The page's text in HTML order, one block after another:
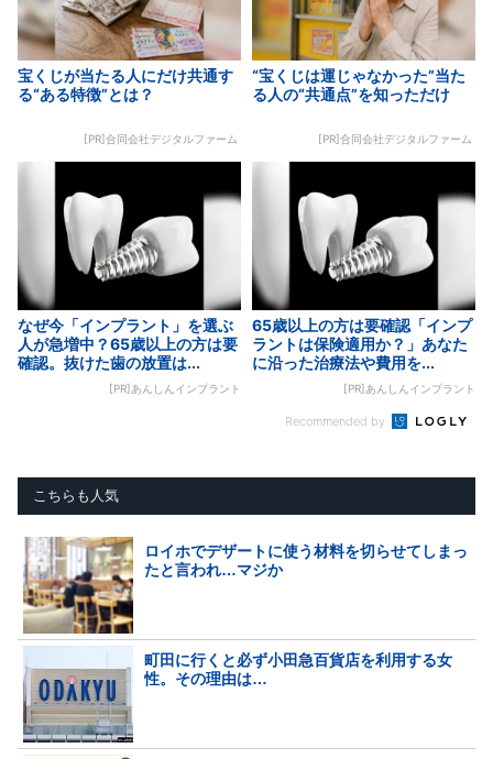
宝くじが当たる人にだけ共通す
る“ある特徴”とは？
[PR]合同会社デジタルファーム
“宝くじは運じゃなかった”当た
る人の“共通点”を知っただけ
[PR]合同会社デジタルファーム
なぜ今「インプラント」を選ぶ
人が急増中？65歳以上の方は要
確認。抜けた歯の放置は...
[PR]あんしんインプラント
65歳以上の方は要確認「インプ
ラントは保険適用か？」あなた
に沿った治療法や費用を...
[PR]あんしんインプラント
Recommended by
こちらも人気
ロイホでデザートに使う材料を切らせてしまっ
たと言われ…マジか
町田に行くと必ず小田急百貨店を利用する女
性。その理由は…